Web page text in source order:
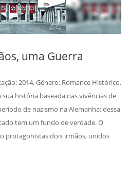
uma Guerra
2014. Gênero: Romance Histórico.
história baseada nas vivências de
de nazismo na Alemanha; dessa
tem um fundo de verdade. O
protagonistas dois irmãos, unidos